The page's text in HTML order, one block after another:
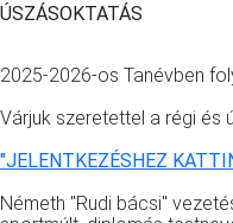
ÚSZÁSOKTATÁS
2025-2026-os Tanévben
Várjuk szeretettel a régi és
"JELENTKEZÉSHEZ
Németh "Rudi bácsi"